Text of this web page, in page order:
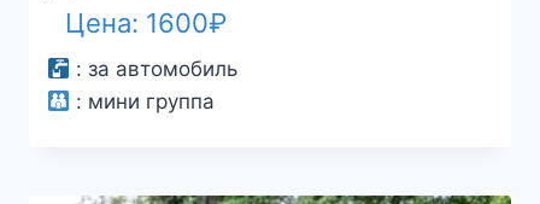
Цена: 1600₽
: за автомобиль
: мини группа